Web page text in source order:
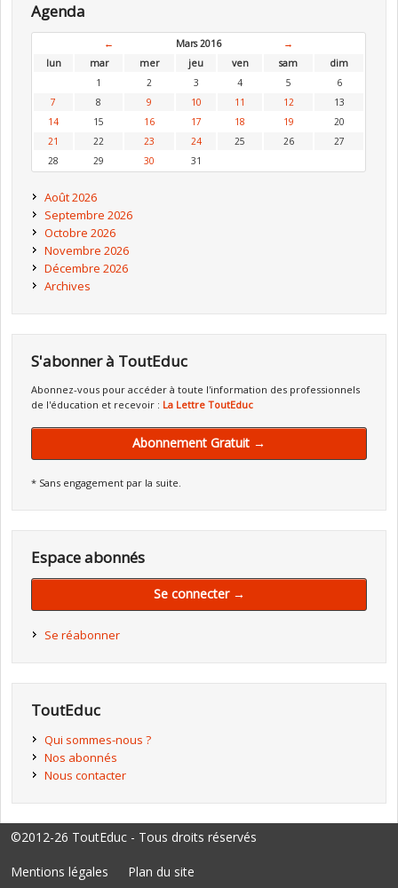
Agenda
← Mars 2016
→
lun
mar mer jeu ven sam
dim
1
2 3 4 5
6
7
8 9 10 11 12
13
14
15 16 17 18 19
20
21
22 23 24 25 26
27
28
29 30 31
Août 2026
Septembre 2026
Octobre 2026
Novembre 2026
Décembre 2026
Archives
S'abonner à ToutEduc
Abonnez-vous pour accéder à toute l'information des professionnels
de l'éducation et recevoir : La Lettre ToutEduc
Abonnement Gratuit →
* Sans engagement par la suite.
Espace abonnés
Se connecter →
Se réabonner
ToutEduc
Qui sommes-nous ?
Nos abonnés
Nous contacter
©2012-26 ToutEduc - Tous droits réservés
Mentions légales Plan du site